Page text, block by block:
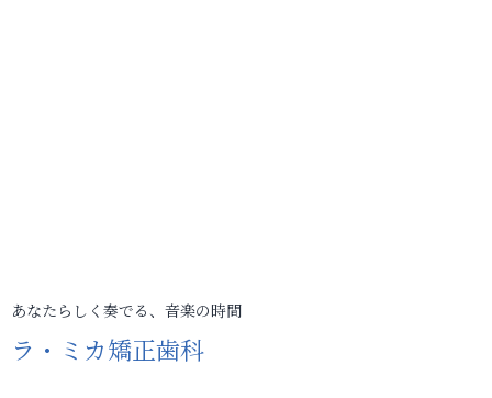
あなたらしく奏でる、音楽の時間
ラ・ミカ矯正歯科